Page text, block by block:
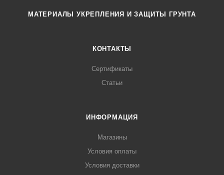
МАТЕРИАЛЫ УКРЕПЛЕНИЯ И ЗАЩИТЫ ГРУНТА
КОНТАКТЫ
Сертификаты
Статьи
ИНФОРМАЦИЯ
Магазины
Условия оплаты
Условия доставки